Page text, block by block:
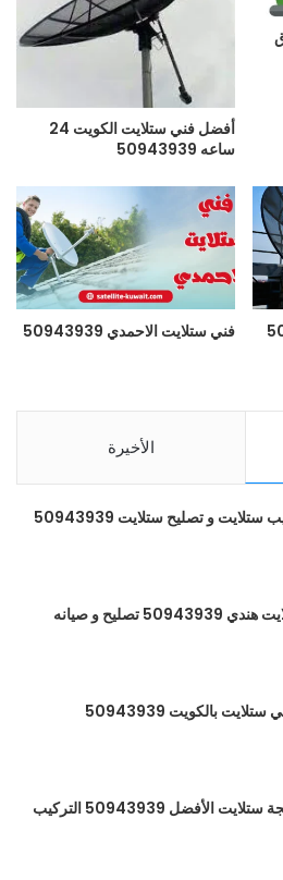
أفضل فني ستلايت الكويت 24
ساعه 50943939
فني ستلايت الاحمدي 50943939
الأخيرة
و تصليح ستلايت 50943939
تصليح و صيانه
بالكويت 50943939
فني برمجة ستلايت الأفضل 50943939 التركيب